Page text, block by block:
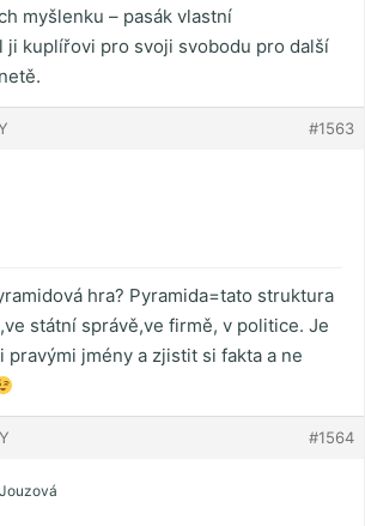
myšlenku – pasák vlastní
ji kuplířovi pro svoji svobodu pro další
#1563
hra? Pyramida=tato struktura
státní správě,ve firmě, v politice. Je
pravými jmény a zjistit si fakta a ne
#1564